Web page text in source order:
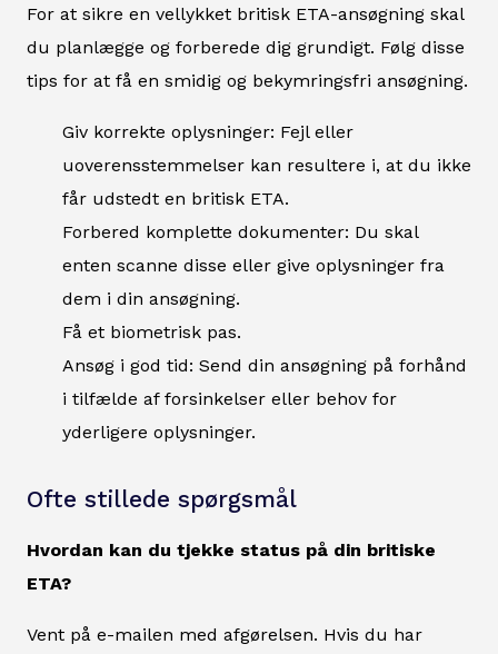
For at sikre en vellykket britisk ETA-ansøgning skal
du planlægge og forberede dig grundigt. Følg disse
tips for at få en smidig og bekymringsfri ansøgning.
Giv korrekte oplysninger: Fejl eller
uoverensstemmelser kan resultere i, at du ikke
får udstedt en britisk ETA.
Forbered komplette dokumenter: Du skal
enten scanne disse eller give oplysninger fra
dem i din ansøgning.
Få et biometrisk pas.
Ansøg i god tid: Send din ansøgning på forhånd
i tilfælde af forsinkelser eller behov for
yderligere oplysninger.
Ofte stillede spørgsmål
Hvordan kan du tjekke status på din britiske
ETA?
Vent på e-mailen med afgørelsen. Hvis du har